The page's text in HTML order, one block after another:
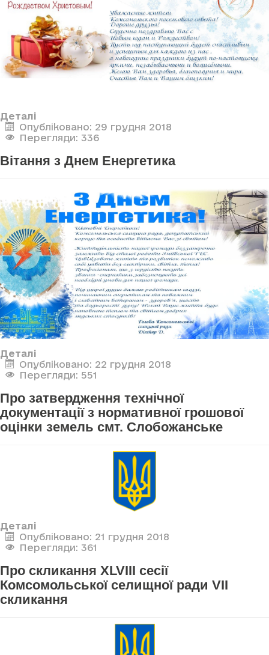
Деталі
Опубліковано: 29 грудня 2018
Перегляди: 336
Вітання з Днем Енергетика
Деталі
Опубліковано: 22 грудня 2018
Перегляди: 551
Про затвердження технічної
документації з нормативної грошової
оцінки земель смт. Слобожанське
Деталі
Опубліковано: 21 грудня 2018
Перегляди: 361
Про скликання XLVIII сесії
Комсомольської селищної ради VII
скликання